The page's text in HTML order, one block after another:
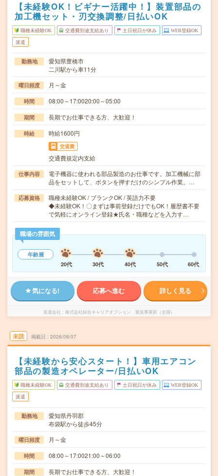
【未経験OK！ビギナー活躍中！】装置部品の
加工機セット・刃交換調整/日払いOK
職種未経験OK 交通費別途支給あり 土日祝日が休み WEB登録OK
派遣
勤務地
愛知県豊橋市
二川駅から車11分
曜日頻度 月～金
時間 08:00～17:0020:00～05:00
期間 長期でお仕事できる方、大歓迎！
時給 時給1600円
交通費
交通費規定内支給
仕事内容
電子機器に使われる部品製造のお仕事です。加工機械に部
品をセットして、ボタンを押すだけのシンプル作業。…
応募資格
職種未経験OK / ブランクOK / 英語力不要
◆未経験OK！〇まずは事前登録だけでもOK！履歴書不要
で気軽にオンライン登録★氏名・職種などを入力す…
職場の雰囲気
年齢層
20代
30代 40代 50代 60代
気になる! 応募へ進む 詳しく見る
派遣会社 株式会社綜合キャリアオプション 製造事業部（全国）
未読 掲載日 2026/08/07
【未経験から安心スタート！】車用エアコン
部品の製造オペレーター/日払いOK
職種未経験OK 交通費別途支給あり 土日祝日が休み WEB登録OK
派遣
勤務地
愛知県丹羽郡
布袋駅から徒歩45分
曜日頻度 月～金
時間 08:00～17:0021:00～06:00
期間 長期でお仕事できる方、大歓迎！